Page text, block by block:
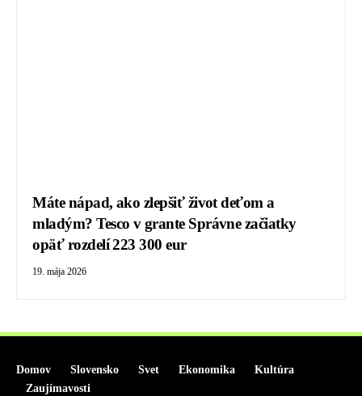
Máte nápad, ako zlepšiť život deťom a
mladým? Tesco v grante Správne začiatky
opäť rozdelí 223 300 eur
19. mája 2026
Domov Slovensko Svet Ekonomika
Kultúra
Zaujímavosti